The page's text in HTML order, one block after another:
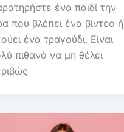
ένα παιδί την
που βλέπει ένα βίντεο ή
ένα τραγούδι. Είναι
πιθανό να μη θέλει